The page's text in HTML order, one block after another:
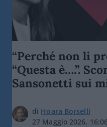
“Perché non li
“Questa è….”.
Sansonetti sui
di Hoara Borselli
27 Maggio 2026, 16:06